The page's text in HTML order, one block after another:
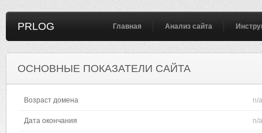
PRLOG Главная Анализ сайта
ОСНОВНЫЕ ПОКАЗАТЕЛИ САЙТА
Возраст домена n/a
Дата окончания n/a